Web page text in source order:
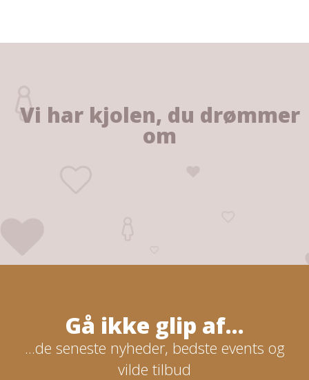
Vi har kjolen, du drømmer
om
Gå ikke glip af...
...de seneste nyheder, bedste events og
vilde tilbud